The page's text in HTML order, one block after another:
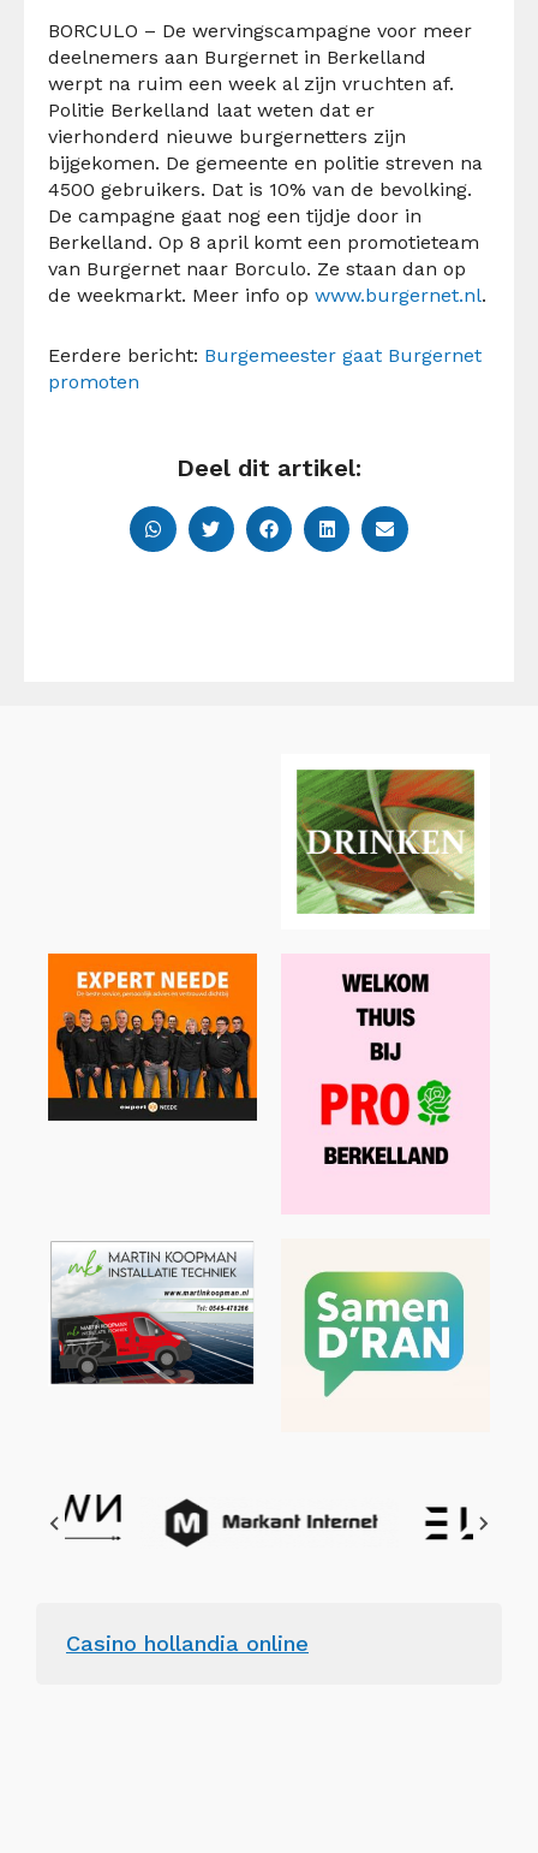
BORCULO – De wervingscampagne voor meer
deelnemers aan Burgernet in Berkelland
werpt na ruim een week al zijn vruchten af.
Politie Berkelland laat weten dat er
vierhonderd nieuwe burgernetters zijn
bijgekomen. De gemeente en politie streven na
4500 gebruikers. Dat is 10% van de bevolking.
De campagne gaat nog een tijdje door in
Berkelland. Op 8 april komt een promotieteam
van Burgernet naar Borculo. Ze staan dan op
de weekmarkt. Meer info op www.burgernet.nl.
Eerdere bericht: Burgemeester gaat Burgernet
promoten
Deel dit artikel:
Casino hollandia online